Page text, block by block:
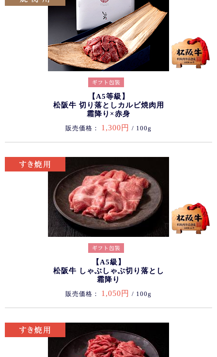
【A5等級】
松阪牛 切り落としカルビ焼肉用
霜降り×赤身
販売価格： 1,300円 / 100g
【A5級】
松阪牛 しゃぶしゃぶ切り落とし
霜降り
販売価格： 1,050円 / 100g